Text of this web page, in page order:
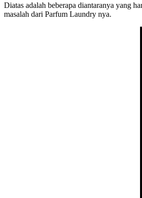
Diatas adalah beberapa diantaranya yang
masalah dari Parfum Laundry nya.